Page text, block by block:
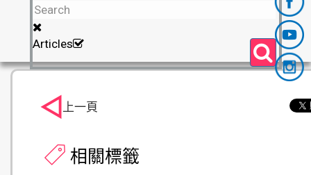
Articles
相關標籤
上一頁